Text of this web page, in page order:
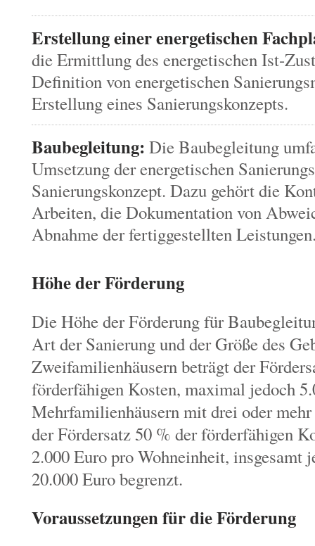
Erstellung einer energetischen
die Ermittlung des energetischen Ist-
Definition von energetischen
Erstellung eines Sanierungskonzepts.
Baubegleitung: Die Baubegleitung
Umsetzung der energetischen
Sanierungskonzept. Dazu gehört die
Arbeiten, die Dokumentation von
Abnahme der fertiggestellten
Höhe der Förderung
Die Höhe der Förderung für
Art der Sanierung und der Größe des
Zweifamilienhäusern beträgt der
förderfähigen Kosten, maximal jedoch 5.
Mehrfamilienhäusern mit drei oder
der Fördersatz 50 % der förderfähigen
2.000 Euro pro Wohneinheit, insgesamt
20.000 Euro begrenzt.
Voraussetzungen für die Förderung